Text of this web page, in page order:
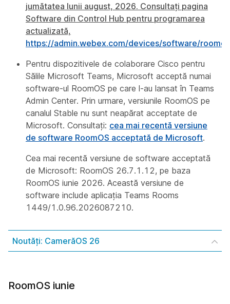
jumătatea lunii august, 2026. Consultați pagina
Software din Control Hub pentru programarea
actualizată,
https://admin.webex.com/devices/software/roomos
Pentru dispozitivele de colaborare Cisco pentru
Sălile Microsoft Teams, Microsoft acceptă numai
software-ul RoomOS pe care l-au lansat în Teams
Admin Center. Prin urmare, versiunile RoomOS pe
canalul Stable nu sunt neapărat acceptate de
Microsoft. Consultați: cea mai recentă versiune
de software RoomOS acceptată de Microsoft.
Cea mai recentă versiune de software acceptată
de Microsoft: RoomOS 26.7.1.12, pe baza
RoomOS iunie 2026. Această versiune de
software include aplicația Teams Rooms
1449/1.0.96.2026087210.
Noutăți: CamerăOS 26
RoomOS iunie